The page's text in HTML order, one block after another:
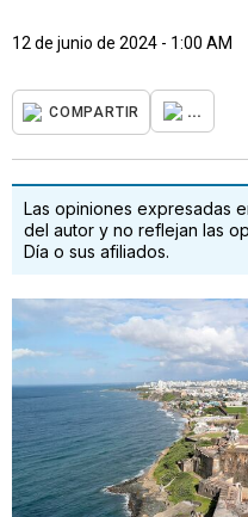
12 de junio de 2024 - 1:00 AM
COMPARTIR ...
Las opiniones expresadas
del autor y no reflejan las
Día o sus afiliados.